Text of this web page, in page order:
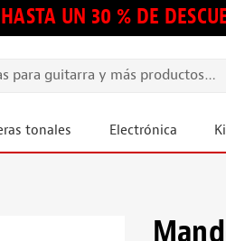
HASTA UN 30 % DE
tonales Electrónica